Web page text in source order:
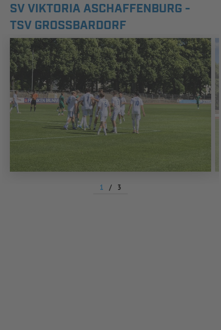
SV VIKTORIA ASCHAFFENBURG -
TSV GROSSBARDORF
1 / 3